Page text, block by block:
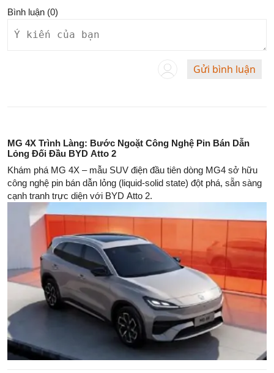
Bình luận (0)
Gửi bình luận
MG 4X Trình Làng: Bước Ngoặt Công Nghệ Pin Bán Dẫn
Lỏng Đối Đầu BYD Atto 2
Khám phá MG 4X – mẫu SUV điện đầu tiên dòng MG4 sở hữu
công nghệ pin bán dẫn lỏng (liquid-solid state) đột phá, sẵn sàng
cạnh tranh trực diện với BYD Atto 2.